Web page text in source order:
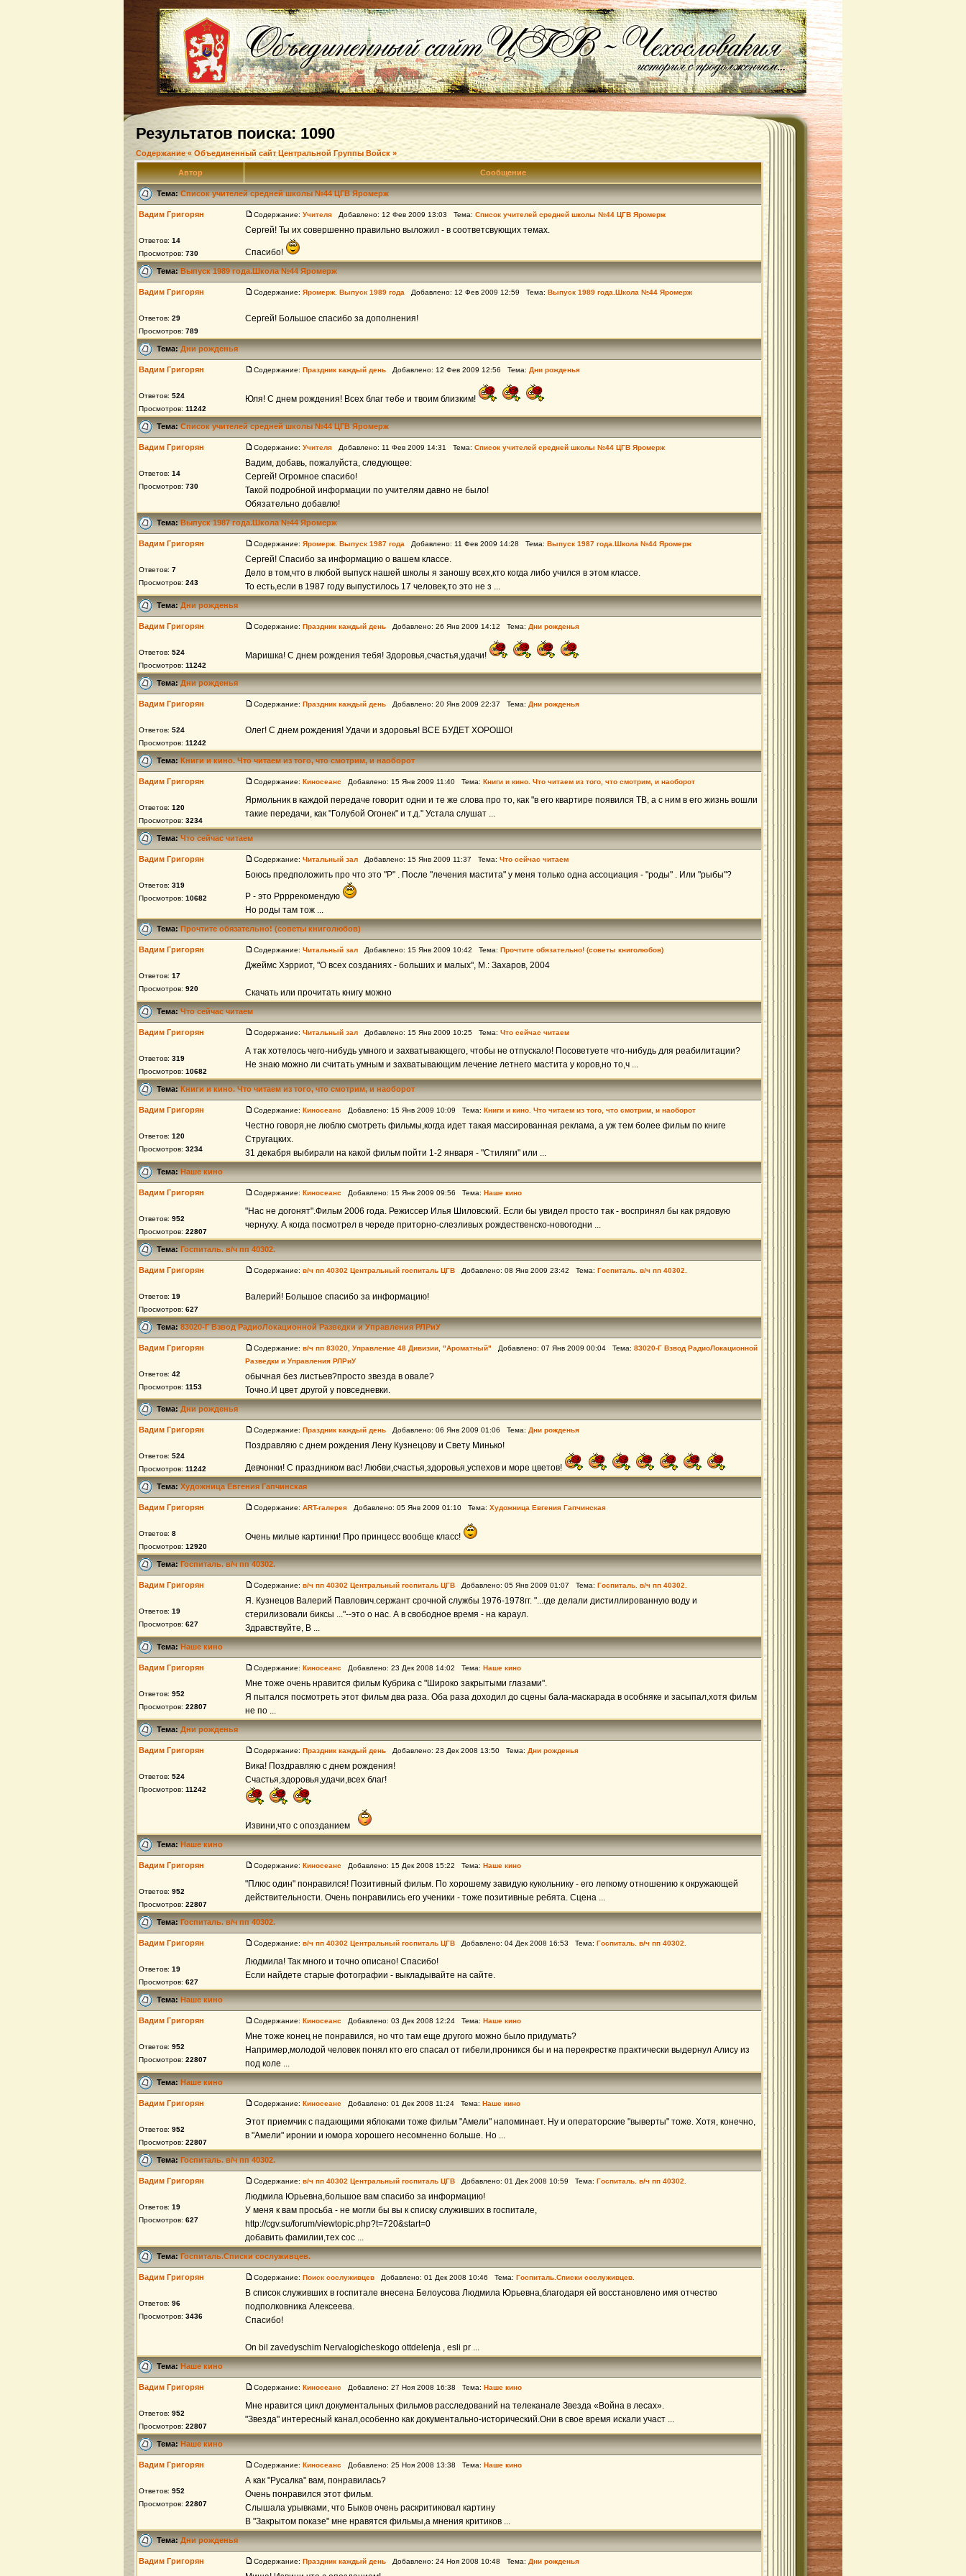
Результатов поиска: 1090
Содержание « Объединенный сайт Центральной Группы Войск »
Автор Сообщение
Тема:Список учителей средней школы №44 ЦГВ Яромерж
Вадим Григорян
Ответов: 14
Просмотров: 730
Содержание: Учителя Добавлено: 12 Фев 2009 13:03 Тема: Список учителей средней школы №44 ЦГВ Яромерж
Сергей! Ты их совершенно правильно выложил - в соответсвующих темах.
Спасибо!
Тема:Выпуск 1989 года.Школа №44 Яромерж
Вадим Григорян
Ответов: 29
Просмотров: 789
Содержание: Яромерж. Выпуск 1989 года Добавлено: 12 Фев 2009 12:59 Тема: Выпуск 1989 года.Школа №44 Яромерж
Сергей! Большое спасибо за дополнения!
Тема:Дни рожденья
Вадим Григорян
Ответов: 524
Просмотров: 11242
Содержание: Праздник каждый день Добавлено: 12 Фев 2009 12:56 Тема: Дни рожденья
Юля! С днем рождения! Всех благ тебе и твоим близким!
Тема:Список учителей средней школы №44 ЦГВ Яромерж
Вадим Григорян
Ответов: 14
Просмотров: 730
Содержание: Учителя Добавлено: 11 Фев 2009 14:31 Тема: Список учителей средней школы №44 ЦГВ Яромерж
Вадим, добавь, пожалуйста, следующее:
Сергей! Огромное спасибо!
Такой подробной информации по учителям давно не было!
Обязательно добавлю!
Тема:Выпуск 1987 года.Школа №44 Яромерж
Вадим Григорян
Ответов: 7
Просмотров: 243
Содержание: Яромерж. Выпуск 1987 года Добавлено: 11 Фев 2009 14:28 Тема: Выпуск 1987 года.Школа №44 Яромерж
Сергей! Спасибо за информацию о вашем классе.
Дело в том,что в любой выпуск нашей школы я заношу всех,кто когда либо учился в этом классе.
То есть,если в 1987 году выпустилось 17 человек,то это не з ...
Тема:Дни рожденья
Вадим Григорян
Ответов: 524
Просмотров: 11242
Содержание: Праздник каждый день Добавлено: 26 Янв 2009 14:12 Тема: Дни рожденья
Маришка! С днем рождения тебя! Здоровья,счастья,удачи!
Тема:Дни рожденья
Вадим Григорян
Ответов: 524
Просмотров: 11242
Содержание: Праздник каждый день Добавлено: 20 Янв 2009 22:37 Тема: Дни рожденья
Олег! С днем рождения! Удачи и здоровья! ВСЕ БУДЕТ ХОРОШО!
Тема:Книги и кино. Что читаем из того, что смотрим, и наоборот
Вадим Григорян
Ответов: 120
Просмотров: 3234
Содержание: Киносеанс Добавлено: 15 Янв 2009 11:40 Тема: Книги и кино. Что читаем из того, что смотрим, и наоборот
Ярмольник в каждой передаче говорит одни и те же слова про то, как "в его квартире появился ТВ, а с ним в его жизнь вошли
такие передачи, как "Голубой Огонек" и т.д." Устала слушат ...
Тема:Что сейчас читаем
Вадим Григорян
Ответов: 319
Просмотров: 10682
Содержание: Читальный зал Добавлено: 15 Янв 2009 11:37 Тема: Что сейчас читаем
Боюсь предположить про что это "Р" . После "лечения мастита" у меня только одна ассоциация - "роды" . Или "рыбы"?
Р - это Ррррекомендую
Но роды там тож ...
Тема:Прочтите обязательно! (советы книголюбов)
Вадим Григорян
Ответов: 17
Просмотров: 920
Содержание: Читальный зал Добавлено: 15 Янв 2009 10:42 Тема: Прочтите обязательно! (советы книголюбов)
Джеймс Хэрриот, "О всех созданиях - больших и малых", М.: Захаров, 2004
Скачать или прочитать книгу можно
Тема:Что сейчас читаем
Вадим Григорян
Ответов: 319
Просмотров: 10682
Содержание: Читальный зал Добавлено: 15 Янв 2009 10:25 Тема: Что сейчас читаем
А так хотелось чего-нибудь умного и захватывающего, чтобы не отпускало! Посоветуете что-нибудь для реабилитации?
Не знаю можно ли считать умным и захватывающим лечение летнего мастита у коров,но то,ч ...
Тема:Книги и кино. Что читаем из того, что смотрим, и наоборот
Вадим Григорян
Ответов: 120
Просмотров: 3234
Содержание: Киносеанс Добавлено: 15 Янв 2009 10:09 Тема: Книги и кино. Что читаем из того, что смотрим, и наоборот
Честно говоря,не люблю смотреть фильмы,когда идет такая массированная реклама, а уж тем более фильм по книге
Стругацких.
31 декабря выбирали на какой фильм пойти 1-2 января - "Стиляги" или ...
Тема:Наше кино
Вадим Григорян
Ответов: 952
Просмотров: 22807
Содержание: Киносеанс Добавлено: 15 Янв 2009 09:56 Тема: Наше кино
"Нас не догонят".Фильм 2006 года. Режиссер Илья Шиловский. Если бы увидел просто так - воспринял бы как рядовую
чернуху. А когда посмотрел в череде приторно-слезливых рождественско-новогодни ...
Тема:Госпиталь. в/ч пп 40302.
Вадим Григорян
Ответов: 19
Просмотров: 627
Содержание: в/ч пп 40302 Центральный госпиталь ЦГВ Добавлено: 08 Янв 2009 23:42 Тема: Госпиталь. в/ч пп 40302.
Валерий! Большое спасибо за информацию!
Тема:83020-Г Взвод РадиоЛокационной Разведки и Управления РЛРиУ
Вадим Григорян
Ответов: 42
Просмотров: 1153
Содержание: в/ч пп 83020, Управление 48 Дивизии, "Ароматный" Добавлено: 07 Янв 2009 00:04 Тема: 83020-Г Взвод РадиоЛокационной
Разведки и Управления РЛРиУ
обычная без листьев?просто звезда в овале?
Точно.И цвет другой у повседневки.
Тема:Дни рожденья
Вадим Григорян
Ответов: 524
Просмотров: 11242
Содержание: Праздник каждый день Добавлено: 06 Янв 2009 01:06 Тема: Дни рожденья
Поздравляю с днем рождения Лену Кузнецову и Свету Минько!
Девчонки! С праздником вас! Любви,счастья,здоровья,успехов и море цветов!
Тема:Художница Евгения Гапчинская
Вадим Григорян
Ответов: 8
Просмотров: 12920
Содержание: ART-галерея Добавлено: 05 Янв 2009 01:10 Тема: Художница Евгения Гапчинская
Очень милые картинки! Про принцесс вообще класс!
Тема:Госпиталь. в/ч пп 40302.
Вадим Григорян
Ответов: 19
Просмотров: 627
Содержание: в/ч пп 40302 Центральный госпиталь ЦГВ Добавлено: 05 Янв 2009 01:07 Тема: Госпиталь. в/ч пп 40302.
Я. Кузнецов Валерий Павлович.сержант срочной службы 1976-1978гг. "...где делали дистиллированную воду и
стерилизовали биксы ..."--это о нас. А в свободное время - на караул.
Здравствуйте, В ...
Тема:Наше кино
Вадим Григорян
Ответов: 952
Просмотров: 22807
Содержание: Киносеанс Добавлено: 23 Дек 2008 14:02 Тема: Наше кино
Мне тоже очень нравится фильм Кубрика с "Широко закрытыми глазами".
Я пытался посмотреть этот фильм два раза. Оба раза доходил до сцены бала-маскарада в особняке и засыпал,хотя фильм
не по ...
Тема:Дни рожденья
Вадим Григорян
Ответов: 524
Просмотров: 11242
Содержание: Праздник каждый день Добавлено: 23 Дек 2008 13:50 Тема: Дни рожденья
Вика! Поздравляю с днем рождения!
Счастья,здоровья,удачи,всех благ!
Извини,что с опозданием
Тема:Наше кино
Вадим Григорян
Ответов: 952
Просмотров: 22807
Содержание: Киносеанс Добавлено: 15 Дек 2008 15:22 Тема: Наше кино
"Плюс один" понравился! Позитивный фильм. По хорошему завидую кукольнику - его легкому отношению к окружающей
действительности. Очень понравились его ученики - тоже позитивные ребята. Сцена ...
Тема:Госпиталь. в/ч пп 40302.
Вадим Григорян
Ответов: 19
Просмотров: 627
Содержание: в/ч пп 40302 Центральный госпиталь ЦГВ Добавлено: 04 Дек 2008 16:53 Тема: Госпиталь. в/ч пп 40302.
Людмила! Так много и точно описано! Спасибо!
Если найдете старые фотографии - выкладывайте на сайте.
Тема:Наше кино
Вадим Григорян
Ответов: 952
Просмотров: 22807
Содержание: Киносеанс Добавлено: 03 Дек 2008 12:24 Тема: Наше кино
Мне тоже конец не понравился, но что там еще другого можно было придумать?
Например,молодой человек понял кто его спасал от гибели,проникся бы и на перекрестке практически выдернул Алису из
под коле ...
Тема:Наше кино
Вадим Григорян
Ответов: 952
Просмотров: 22807
Содержание: Киносеанс Добавлено: 01 Дек 2008 11:24 Тема: Наше кино
Этот приемчик с падающими яблоками тоже фильм "Амели" напоминает. Ну и операторские "выверты" тоже. Хотя, конечно,
в "Амели" иронии и юмора хорошего несомненно больше. Но ...
Тема:Госпиталь. в/ч пп 40302.
Вадим Григорян
Ответов: 19
Просмотров: 627
Содержание: в/ч пп 40302 Центральный госпиталь ЦГВ Добавлено: 01 Дек 2008 10:59 Тема: Госпиталь. в/ч пп 40302.
Людмила Юрьевна,большое вам спасибо за информацию!
У меня к вам просьба - не могли бы вы к списку служивших в госпитале,
http://cgv.su/forum/viewtopic.php?t=720&start=0
добавить фамилии,тех сос ...
Тема:Госпиталь.Списки сослуживцев.
Вадим Григорян
Ответов: 96
Просмотров: 3436
Содержание: Поиск сослуживцев Добавлено: 01 Дек 2008 10:46 Тема: Госпиталь.Списки сослуживцев.
В список служивших в госпитале внесена Белоусова Людмила Юрьевна,благодаря ей восстановлено имя отчество
подполковника Алексеева.
Спасибо!
On bil zavedyschim Nervalogicheskogo ottdelenja , esli pr ...
Тема:Наше кино
Вадим Григорян
Ответов: 952
Просмотров: 22807
Содержание: Киносеанс Добавлено: 27 Ноя 2008 16:38 Тема: Наше кино
Мне нравится цикл документальных фильмов расследований на телеканале Звезда «Война в лесах».
"Звезда" интересный канал,особенно как документально-исторический.Они в свое время искали участ ...
Тема:Наше кино
Вадим Григорян
Ответов: 952
Просмотров: 22807
Содержание: Киносеанс Добавлено: 25 Ноя 2008 13:38 Тема: Наше кино
А как "Русалка" вам, понравилась?
Очень понравился этот фильм.
Слышала урывками, что Быков очень раскритиковал картину
В "Закрытом показе" мне нравятся фильмы,а мнения критиков ...
Тема:Дни рожденья
Вадим Григорян Содержание: Праздник каждый день Добавлено: 24 Ноя 2008 10:48 Тема: Дни рожденья